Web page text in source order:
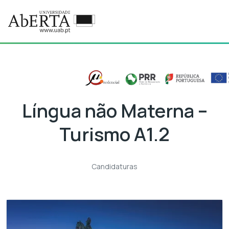
Ir para o conteúdo principal
Língua não Materna –
Turismo A1.2
Candidaturas